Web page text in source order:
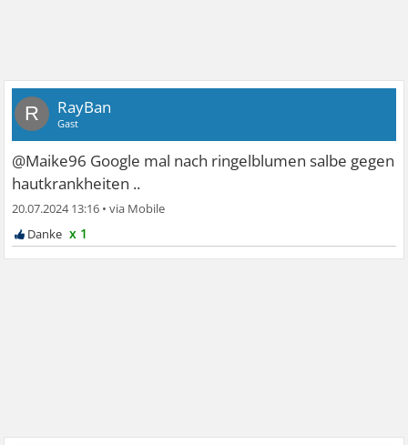
R RayBan
Gast
@Maike96 Google mal nach ringelblumen salbe gegen
hautkrankheiten ..
20.07.2024 13:16 •
x 1